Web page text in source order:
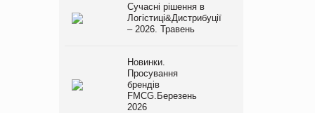
Сучасні рішення в
Логістиці&Дистрибуції
– 2026. Травень
Новинки.
Просування
брендів
FMCG.Березень
2026